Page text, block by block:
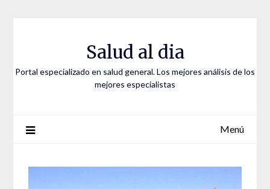
Salud al dia
Portal especializado en salud general. Los mejores análisis de los
mejores especialistas
Menú